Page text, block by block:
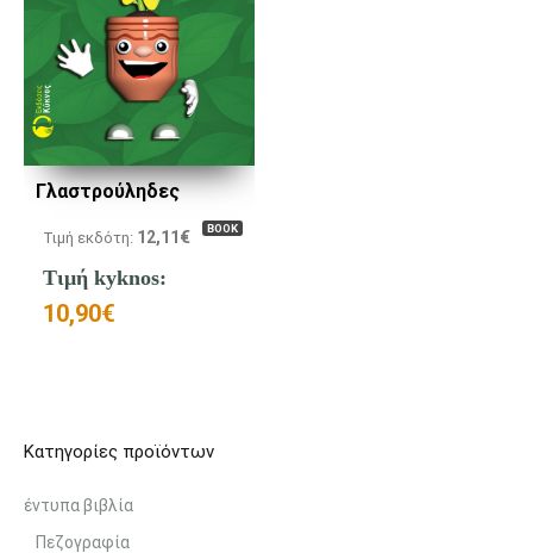
Γλαστρούληδες
BOOK
Τιμή εκδότη: 12,11 €
Τιμή kyknos:
10,90€
Κατηγορίες προϊόντων
έντυπα βιβλία
Πεζογραφία